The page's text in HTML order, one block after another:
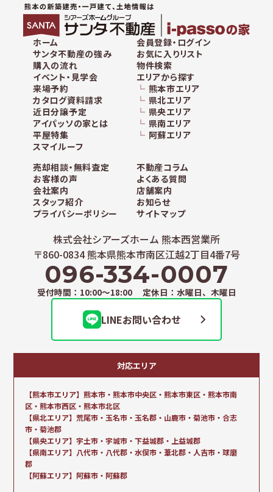
ホーム
サンタ不動産の強み
購入の流れ
イベント・見学会
来場予約
カタログ資料請求
近日分譲予定
アイパッソの家とは
平屋特集
スマイルーフ
会員登録・ログイン
お気に入りリスト
物件検索
エリアから探す
熊本市エリア
県北エリア
県央エリア
県南エリア
阿蘇エリア
売却相談・無料査定
不動産コラム
お客様の声
よくある質問
会社案内
店舗案内
スタッフ紹介
お知らせ
プライバシーポリシー
サイトマップ
株式会社シアーズホーム 熊本西営業所
〒860-0834 熊本県熊本市南区江越2丁目4番7号
096-334-0007
受付時間：10:00～18:00 定休日：水曜日、木曜日
LINEお問い合わせ
対応エリア
【熊本市エリア】熊本市・熊本市中央区・熊本市東区・熊本市南
区・熊本市西区・熊本市北区
【県北エリア】荒尾市・玉名市・玉名郡・山鹿市・菊池市・合志
市・菊池郡
【県央エリア】宇土市・宇城市・下益城郡・上益城郡
【県南エリア】八代市・八代郡・水俣市・葦北郡・人吉市・球磨
郡
【阿蘇エリア】阿蘇市・阿蘇郡